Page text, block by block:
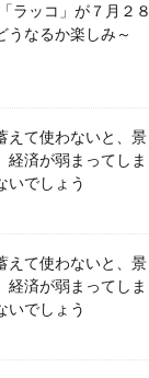
ラッコ」が７月２８
うなるか楽しみ～
えて使わないと、景
経済が弱まってしま
いでしょう
えて使わないと、景
経済が弱まってしま
いでしょう